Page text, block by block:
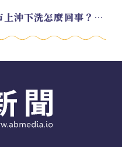
EP.213 川普大攪局：袋鼠市上沖下洗怎麼回事？feat. Alvin